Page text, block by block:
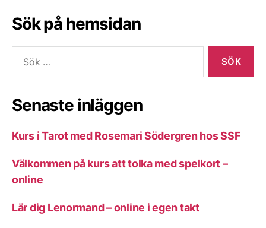
Sök på hemsidan
efter:
Senaste inläggen
Kurs i Tarot med Rosemari Södergren hos SSF
Välkommen på kurs att tolka med spelkort –
online
Lär dig Lenormand – online i egen takt